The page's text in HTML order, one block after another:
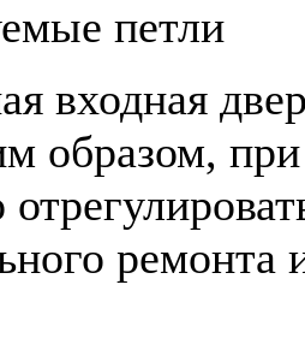
петли
входная
образом,
ремонта